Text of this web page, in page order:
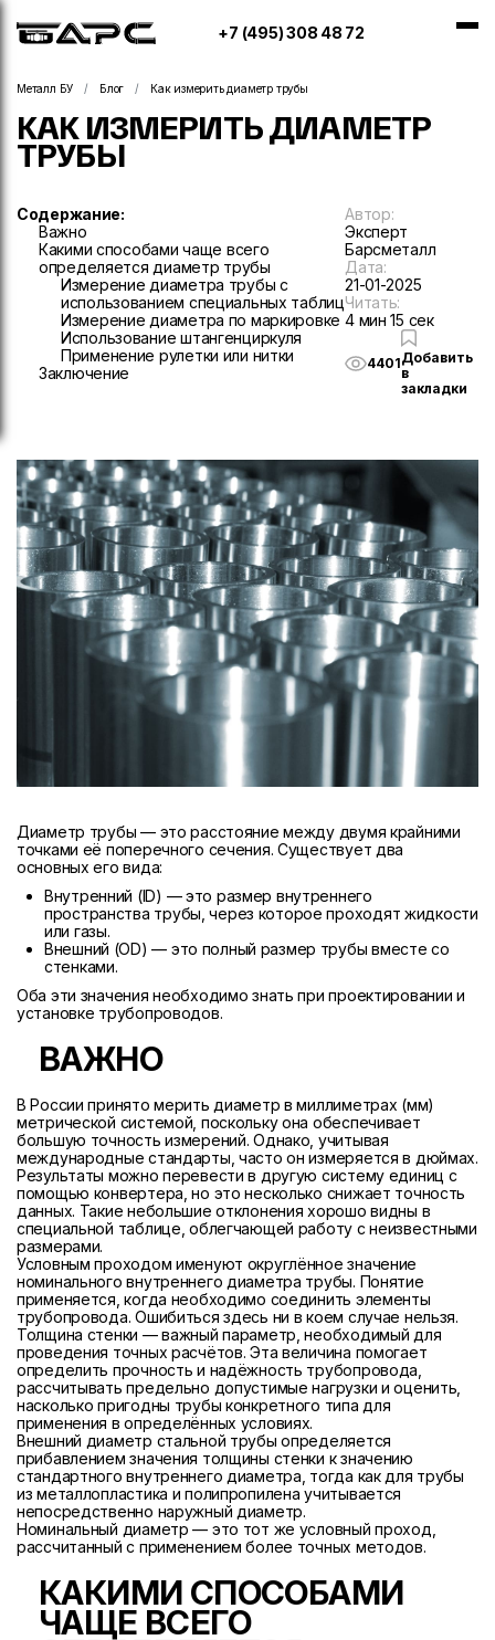
+7 (495) 308 48 72
Металл БУ Блог Как измерить диаметр трубы
КАК ИЗМЕРИТЬ ДИАМЕТР
ТРУБЫ
Содержание:
Важно
Какими способами чаще всего
определяется диаметр трубы
Измерение диаметра трубы с
использованием специальных таблиц
Измерение диаметра по маркировке
Использование штангенциркуля
Применение рулетки или нитки
Заключение
Автор:
Эксперт
Барсметалл
Дата:
21-01-2025
Читать:
4 мин 15 сек
4401Добавить
в
закладки
Диаметр трубы — это расстояние между двумя крайними
точками её поперечного сечения. Существует два
основных его вида:
Внутренний (ID) — это размер внутреннего
пространства трубы, через которое проходят жидкости
или газы.
Внешний (OD) — это полный размер трубы вместе со
стенками.
Оба эти значения необходимо знать при проектировании и
установке трубопроводов.
ВАЖНО
В России принято мерить диаметр в миллиметрах (мм)
метрической системой, поскольку она обеспечивает
большую точность измерений. Однако, учитывая
международные стандарты, часто он измеряется в дюймах.
Результаты можно перевести в другую систему единиц с
помощью конвертера, но это несколько снижает точность
данных. Такие небольшие отклонения хорошо видны в
специальной таблице, облегчающей работу с неизвестными
размерами.
Условным проходом именуют округлённое значение
номинального внутреннего диаметра трубы. Понятие
применяется, когда необходимо соединить элементы
трубопровода. Ошибиться здесь ни в коем случае нельзя.
Толщина стенки — важный параметр, необходимый для
проведения точных расчётов. Эта величина помогает
определить прочность и надёжность трубопровода,
рассчитывать предельно допустимые нагрузки и оценить,
насколько пригодны трубы конкретного типа для
применения в определённых условиях.
Внешний диаметр стальной трубы определяется
прибавлением значения толщины стенки к значению
стандартного внутреннего диаметра, тогда как для трубы
из металлопластика и полипропилена учитывается
непосредственно наружный диаметр.
Номинальный диаметр — это тот же условный проход,
рассчитанный с применением более точных методов.
КАКИМИ СПОСОБАМИ
ЧАЩЕ ВСЕГО